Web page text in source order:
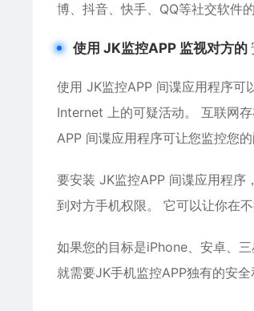
博、抖音、快手、QQ等社交软件的
使用 JK监控APP 监视对方的
使用 JK监控APP 间谍应用程序可
Internet 上的可疑活动。 互联网
APP 间谍应用程序可让您监控您
要安装 JK监控APP 间谍应用程序
到对方手机权限。 它可以让你在
如果您的目标是iPhone、 安卓、
就需要JK手机监控APP独有的安